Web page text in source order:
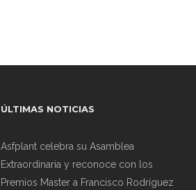
ÚLTIMAS NOTICIAS
Asfplant celebra su Asamblea
Extraordinaria y reconoce con los
Premios Master a Francisco Rodríguez